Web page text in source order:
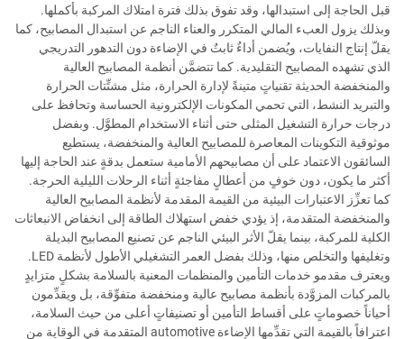
قبل الحاجة إلى استبدالها، وقد تفوق بذلك فترة امتلاك المركبة بأكملها.
وبذلك يزول العبء المالي المتكرر والعناء الناجم عن استبدال المصابيح، كما
يقلّ إنتاج النفايات، ويُضمن أداءٌ ثابتٌ في الإضاءة دون التدهور التدريجي
الذي تشهده المصابيح التقليدية. كما تتضمَّن أنظمة المصابيح العالية
والمنخفضة الحديثة تقنياتٍ متينةً لإدارة الحرارة، مثل مشتِّتات الحرارة
والتبريد النشط، التي تحمي المكونات الإلكترونية الحساسة وتحافظ على
درجات حرارة التشغيل المثلى حتى أثناء الاستخدام المطوَّل. وبفضل
موثوقية التكوينات المعاصرة للمصابيح العالية والمنخفضة، يستطيع
السائقون الاعتماد على أن مصابيحهم الأمامية ستعمل بدقةٍ عند الحاجة إليها
أكثر ما يكون، دون خوفٍ من أعطالٍ مفاجئةٍ أثناء الرحلات الليلية الحرجة.
كما تعزِّز الاعتبارات البيئية من القيمة المقدمة لأنظمة المصابيح العالية
والمنخفضة المتقدمة، إذ يؤدي خفض استهلاك الطاقة إلى انخفاض الانبعاثات
الكلية للمركبة، بينما يقلّ الأثر البيئي الناجم عن تصنيع المصابيح البديلة
وتغليفها والتخلص منها، وذلك بفضل العمر التشغيلي الأطول لأنظمة LED.
ويعترف مقدمو خدمات التأمين والمنظمات المعنية بالسلامة بشكلٍ متزايدٍ
بالمركبات المزوَّدة بأنظمة مصابيح عالية ومنخفضة متفوِّقة، بل ويقدِّمون
أحياناً خصوماتٍ على أقساط التأمين أو تصنيفاتٍ أعلى من حيث السلامة،
اعترافاً بالقيمة التي تقدِّمها الإضاءة automotive المتقدمة في الوقاية من